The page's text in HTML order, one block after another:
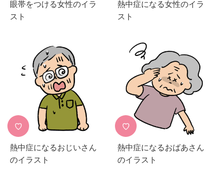
眼帯をつける女性のイラ
スト
熱中症になる女性のイラ
スト
♡
熱中症になるおじいさん
のイラスト
♡
熱中症になるおばあさん
のイラスト